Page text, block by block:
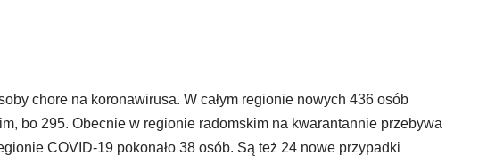
chore na koronawirusa. W całym regionie nowych 436 osób
bo 295. Obecnie w regionie radomskim na kwarantannie przebywa
COVID-19 pokonało 38 osób. Są też 24 nowe przypadki